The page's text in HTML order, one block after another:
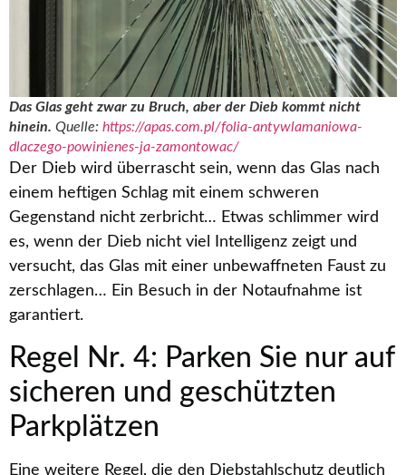
Das Glas geht zwar zu Bruch, aber der Dieb kommt nicht
hinein. Quelle: https://apas.com.pl/folia-antywlamaniowa-
dlaczego-powinienes-ja-zamontowac/
Der Dieb wird überrascht sein, wenn das Glas nach
einem heftigen Schlag mit einem schweren
Gegenstand nicht zerbricht… Etwas schlimmer wird
es, wenn der Dieb nicht viel Intelligenz zeigt und
versucht, das Glas mit einer unbewaffneten Faust zu
zerschlagen… Ein Besuch in der Notaufnahme ist
garantiert.
Regel Nr. 4: Parken Sie nur auf
sicheren und geschützten
Parkplätzen
Eine weitere Regel, die den Diebstahlschutz deutlich